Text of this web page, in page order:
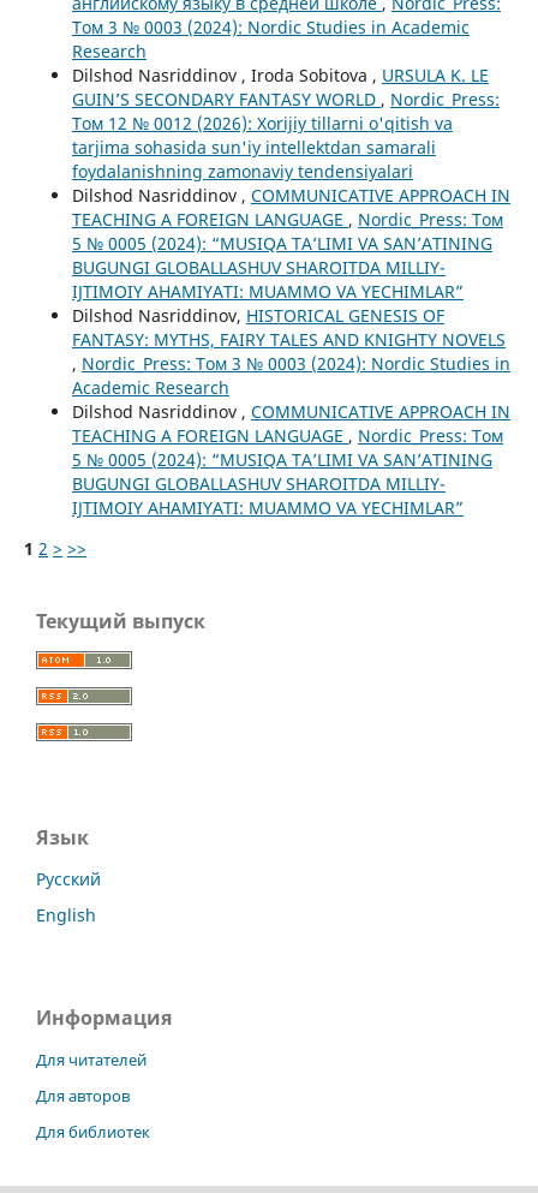
Том 3 № 0003 (2024): Nordic Studies in Academic
Research
Dilshod Nasriddinov , Iroda Sobitova , URSULA K. LE
GUIN’S SECONDARY FANTASY WORLD , Nordic_Press:
Том 12 № 0012 (2026): Xorijiy tillarni o'qitish va
tarjima sohasida sun'iy intellektdan samarali
foydalanishning zamonaviy tendensiyalari
Dilshod Nasriddinov , COMMUNICATIVE APPROACH IN
TEACHING A FOREIGN LANGUAGE , Nordic_Press: Том
5 № 0005 (2024): “MUSIQA TA’LIMI VA SAN’ATINING
BUGUNGI GLOBALLASHUV SHAROITDA MILLIY-
IJTIMOIY AHAMIYATI: MUAMMO VA YECHIMLAR”
Dilshod Nasriddinov, HISTORICAL GENESIS OF
FANTASY: MYTHS, FAIRY TALES AND KNIGHTY NOVELS
, Nordic_Press: Том 3 № 0003 (2024): Nordic Studies in
Academic Research
Dilshod Nasriddinov , COMMUNICATIVE APPROACH IN
TEACHING A FOREIGN LANGUAGE , Nordic_Press: Том
5 № 0005 (2024): “MUSIQA TA’LIMI VA SAN’ATINING
BUGUNGI GLOBALLASHUV SHAROITDA MILLIY-
IJTIMOIY AHAMIYATI: MUAMMO VA YECHIMLAR”
1 2 > >>
Текущий выпуск
Язык
Русский
English
Информация
Для читателей
Для авторов
Для библиотек